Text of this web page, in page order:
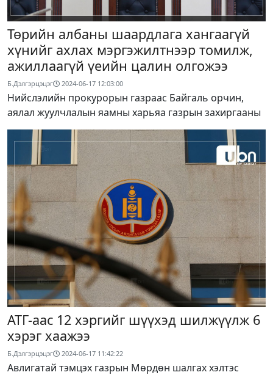
Төрийн албаны шаардлага хангаагүй
хүнийг ахлах мэргэжилтнээр томилж,
ажиллаагүй үеийн цалин олгожээ
Б.Дэлгэрцэцэг 2024-06-17 12:03:00
Нийслэлийн прокурорын газраас Байгаль орчин,
аялал жуулчлалын яамны харьяа газрын захиргааны
АТГ-аас 12 хэргийг шүүхэд шилжүүлж 6
хэрэг хаажээ
Б.Дэлгэрцэцэг 2024-06-17 11:42:22
Авлигатай тэмцэх газрын Мөрдөн шалгах хэлтэс